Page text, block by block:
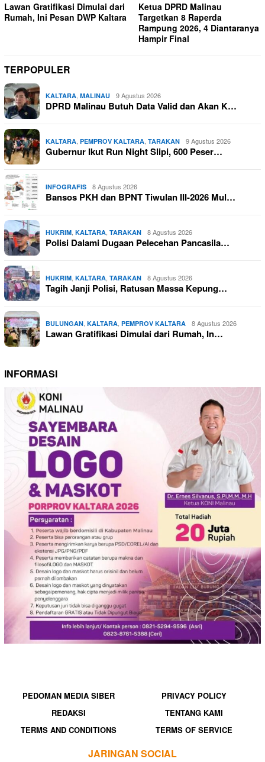
Lawan Gratifikasi Dimulai dari
Rumah, Ini Pesan DWP Kaltara
Ketua DPRD Malinau
Targetkan 8 Raperda
Rampung 2026, 4 Diantaranya
Hampir Final
TERPOPULER
KALTARA, MALINAU 9 Agustus 2026
DPRD Malinau Butuh Data Valid dan Akan K…
KALTARA, PEMPROV KALTARA, TARAKAN 9 Agustus 2026
Gubernur Ikut Run Night Slipi, 600 Peser…
INFOGRAFIS 8 Agustus 2026
Bansos PKH dan BPNT Tiwulan III-2026 Mul…
HUKRIM, KALTARA, TARAKAN 8 Agustus 2026
Polisi Dalami Dugaan Pelecehan Pancasila…
HUKRIM, KALTARA, TARAKAN 8 Agustus 2026
Tagih Janji Polisi, Ratusan Massa Kepung…
BULUNGAN, KALTARA, PEMPROV KALTARA 8 Agustus 2026
Lawan Gratifikasi Dimulai dari Rumah, In…
INFORMASI
PEDOMAN MEDIA SIBER
PRIVACY POLICY
REDAKSI
TENTANG KAMI
TERMS AND CONDITIONS
TERMS OF SERVICE
JARINGAN SOCIAL